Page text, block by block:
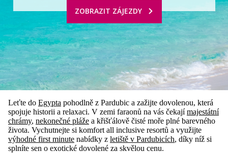
ZOBRAZIT ZÁJEZDY
Leťte do Egypta pohodlně z Pardubic a zažijte dovolenou, která
spojuje historii a relaxaci. V zemi faraonů na vás čekajímajestátní
chrámy, nekonečné pláže a křišťálově čisté moře plné barevného
života. Vychutnejte si komfort all inclusive resortů a využijte
výhodné first minute nabídky z letiště v Pardubicích, díky níž si
splníte sen o exotické dovolené za skvělou cenu.